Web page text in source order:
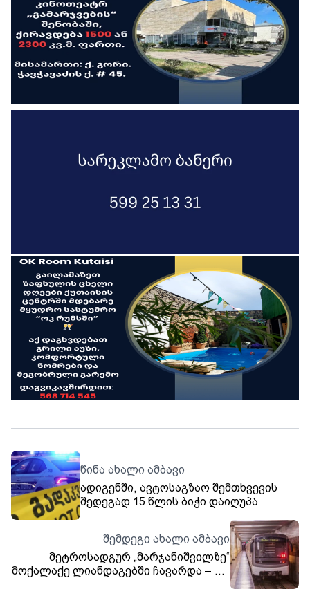
წინა ახალი ამბავი
ადიგენში, ავტოსაგზაო შემთხვევის
შედეგად 15 წლის ბიჭი დაიღუპა
შემდეგი ახალი ამბავი
მეტროსადგურ „მარჯანიშვილზე“
მოქალაქე ლიანდაგებში ჩავარდა – რა